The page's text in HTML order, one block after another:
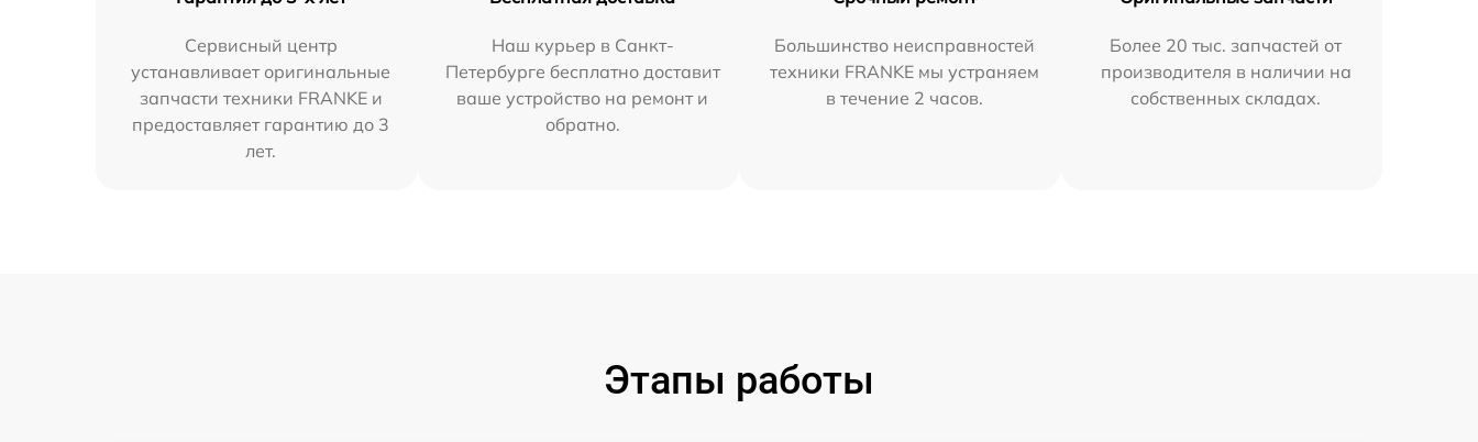
Сервисный центр
устанавливает оригинальные
запчасти техники FRANKE и
предоставляет гарантию до 3
лет.
Наш курьер в Санкт-
Петербурге бесплатно доставит
ваше устройство на ремонт и
обратно.
Большинство неисправностей
техники FRANKE мы устраняем
в течение 2 часов.
Более 20 тыс. запчастей от
производителя в наличии на
собственных складах.
Этапы работы